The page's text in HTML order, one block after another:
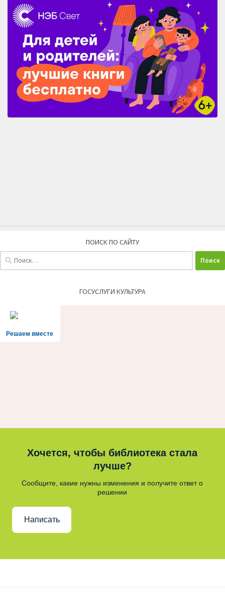
ПОИСК ПО САЙТУ
ГОСУСЛУГИ КУЛЬТУРА
Решаем вместе
Хочется, чтобы библиотека стала
лучше?
Сообщите, какие нужны изменения и получите ответ о
решении
Написать